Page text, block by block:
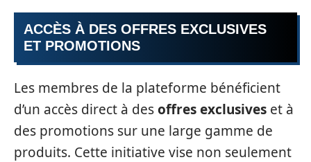
ACCÈS À DES OFFRES EXCLUSIVES
ET PROMOTIONS
Les membres de la plateforme bénéficient
d’un accès direct à desoffres exclusives et à
des promotions sur une large gamme de
produits. Cette initiative vise non seulement